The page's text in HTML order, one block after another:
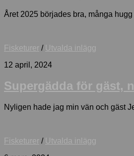
Året 2025 börjades bra, många
Fisketurer / Utvalda inlägg
12 april, 2024
Supergädda för gäst,
Nyligen hade jag min vän och gäst
Fisketurer / Utvalda inlägg